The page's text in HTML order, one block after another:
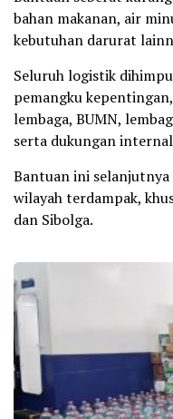
bahan makanan, air
kebutuhan darurat
Seluruh logistik
pemangku
lembaga, BUMN,
serta dukungan internal
Bantuan ini selanjutnya
wilayah terdampak,
dan Sibolga.